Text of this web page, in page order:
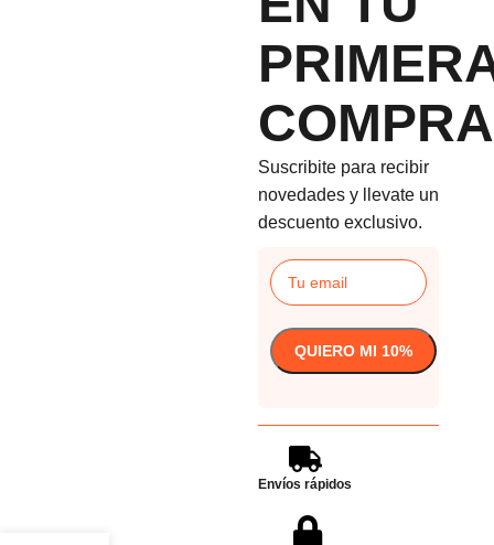
COMPRA
Suscribite para recibir
novedades y llevate un
descuento exclusivo.
Envíos rápidos